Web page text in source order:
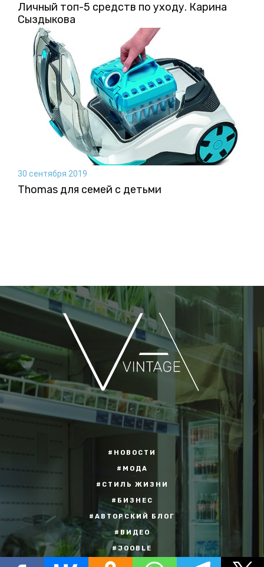
Личный топ-5 средств по уходу. Карина
Сыздыкова
30 сентября 2019
Thomas для семей с детьми
#НОВОСТИ
#МОДА
#СТИЛЬ ЖИЗНИ
#БИЗНЕС
#АВТОРСКИЙ БЛОГ
#ВИДЕО
#JOOBLE